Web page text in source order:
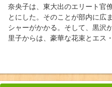
奈央子は、東大出のエリート官
とにした。そのことが部内に広
シャーがかかる。そして、黒沢
里子からは、豪華な花束とエス